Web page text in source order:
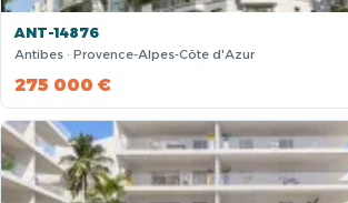
ANT-14876
Antibes · Provence-Alpes-Côte d'Azur
275 000 €